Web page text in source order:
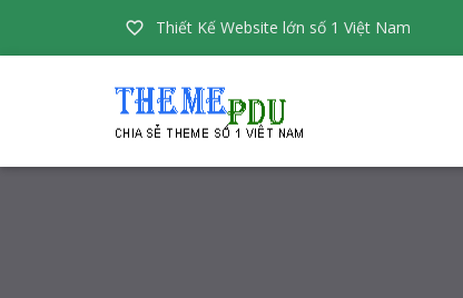
 Thiết Kế Website lớn số 1 Việt Nam